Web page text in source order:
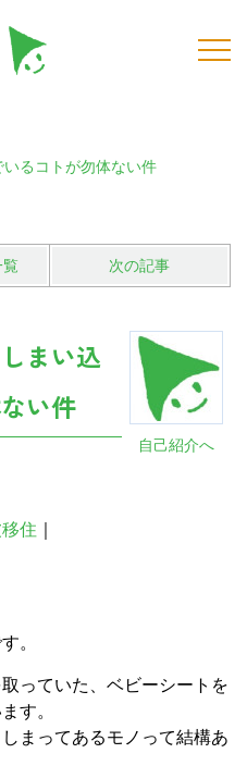
るコトが勿体ない件
覧 次の記事
自己紹介へ
まい込
い件
住
。
っていた、ベビーシートを
す。
まってあるモノって結構あ